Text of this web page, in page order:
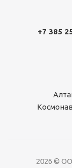
+7 385
2026 ©